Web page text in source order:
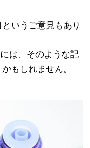
いうご意見もあり
は、そのような記
もしれません。